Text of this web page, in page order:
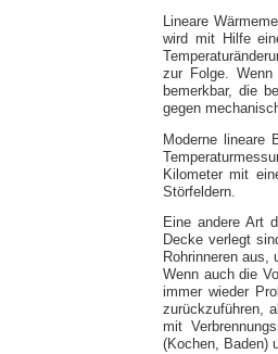
Lineare
wird mit Hilfe
zur Folge.
bemerkbar, die
gegen
Moderne lineare
Kilometer mit
Störfeldern.
Eine andere Art
Decke verlegt
Rohrinneren aus,
Wenn auch die
immer wieder
zurückzuführen,
mit
(Kochen, Baden)